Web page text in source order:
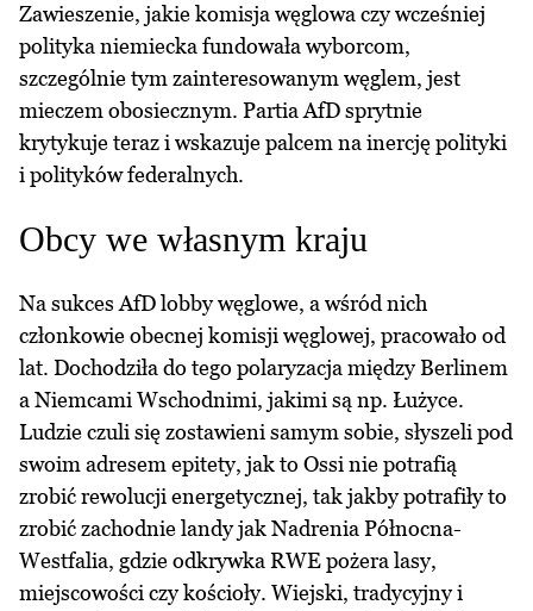
Zawieszenie, jakie komisja węglowa czy wcześniej
polityka niemiecka fundowała wyborcom,
szczególnie tym zainteresowanym węglem, jest
mieczem obosiecznym. Partia AfD sprytnie
krytykuje teraz i wskazuje palcem na inercję polityki
i polityków federalnych.
Obcy we własnym kraju
Na sukces AfD lobby węglowe, a wśród nich
członkowie obecnej komisji węglowej, pracowało od
lat. Dochodziła do tego polaryzacja między Berlinem
a Niemcami Wschodnimi, jakimi są np. Łużyce.
Ludzie czuli się zostawieni samym sobie, słyszeli pod
swoim adresem epitety, jak to Ossi nie potrafią
zrobić rewolucji energetycznej, tak jakby potrafiły to
zrobić zachodnie landy jak Nadrenia Północna-
Westfalia, gdzie odkrywka RWE pożera lasy,
miejscowości czy kościoły. Wiejski, tradycyjny i